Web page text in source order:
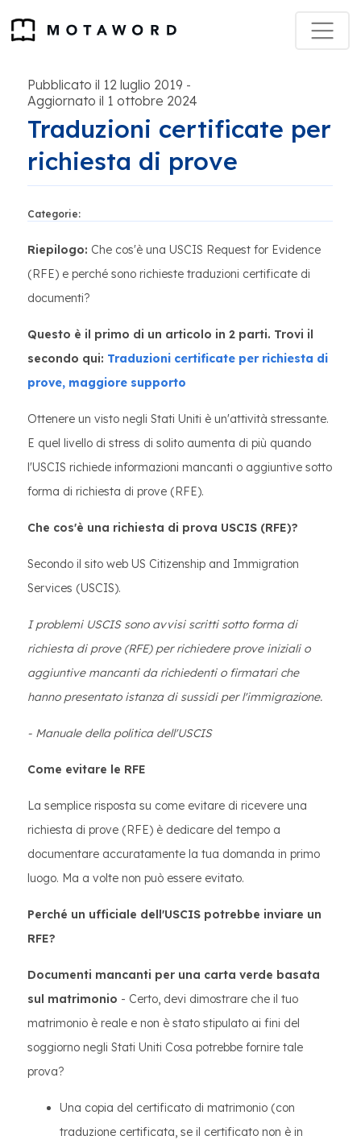
Pubblicato il 12 luglio 2019 -
Aggiornato il 1 ottobre 2024
Traduzioni certificate per
richiesta di prove
Categorie:
Riepilogo: Che cos'è una USCIS Request for Evidence
(RFE) e perché sono richieste traduzioni certificate di
documenti?
Questo è il primo di un articolo in 2 parti. Trovi il
secondo qui: Traduzioni certificate per richiesta di
prove, maggiore supporto
Ottenere un visto negli Stati Uniti è un'attività stressante.
E quel livello di stress di solito aumenta di più quando
l'USCIS richiede informazioni mancanti o aggiuntive sotto
forma di richiesta di prove (RFE).
Che cos'è una richiesta di prova USCIS (RFE)?
Secondo il sito web US Citizenship and Immigration
Services (USCIS).
I problemi USCIS sono avvisi scritti sotto forma di
richiesta di prove (RFE) per richiedere prove iniziali o
aggiuntive mancanti da richiedenti o firmatari che
hanno presentato istanza di sussidi per l'immigrazione.
- Manuale della politica dell'USCIS
Come evitare le RFE
La semplice risposta su come evitare di ricevere una
richiesta di prove (RFE) è dedicare del tempo a
documentare accuratamente la tua domanda in primo
luogo. Ma a volte non può essere evitato.
Perché un ufficiale dell'USCIS potrebbe inviare un
RFE?
Documenti mancanti per una carta verde basata
sul matrimonio - Certo, devi dimostrare che il tuo
matrimonio è reale e non è stato stipulato ai fini del
soggiorno negli Stati Uniti Cosa potrebbe fornire tale
prova?
Una copia del certificato di matrimonio (con
traduzione certificata, se il certificato non è in